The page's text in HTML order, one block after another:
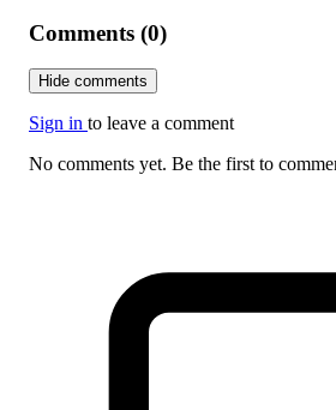
Comments (0)
Hide comments
Sign in to leave a comment
No comments yet. Be the first to